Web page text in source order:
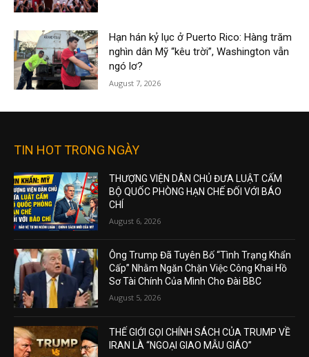
Hạn hán kỷ lục ở Puerto Rico: Hàng trăm
nghìn dân Mỹ “kêu trời”, Washington vẫn
ngó lơ?
August 7, 2026
TIN HOT TRONG NGÀY
THƯỢNG VIỆN DÂN CHỦ ĐƯA LUẬT CẤM
BỘ QUỐC PHÒNG HẠN CHẾ ĐỐI VỚI BÁO
CHÍ
August 6, 2026
Ông Trump Đã Tuyên Bố “Tình Trạng Khẩn
Cấp” Nhằm Ngăn Chặn Việc Công Khai Hồ
Sơ Tài Chính Của Mình Cho Đài BBC
August 5, 2026
THẾ GIỚI GỌI CHÍNH SÁCH CỦA TRUMP VỀ
IRAN LÀ “NGOẠI GIAO MẪU GIÁO”